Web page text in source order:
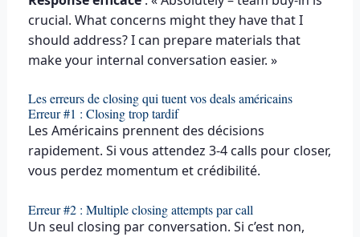
crucial. What concerns might they have that I
should address? I can prepare materials that
make your internal conversation easier. »
Les erreurs de closing qui tuent vos deals américains
Erreur #1 : Closing trop tardif
Les Américains prennent des décisions
rapidement. Si vous attendez 3-4 calls pour closer,
vous perdez momentum et crédibilité.
Erreur #2 : Multiple closing attempts par call
Un seul closing par conversation. Si c’est non,